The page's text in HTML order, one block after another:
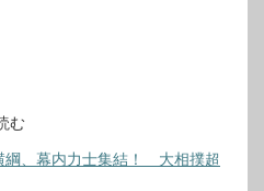
む
、幕内力士集結！ 大相撲超